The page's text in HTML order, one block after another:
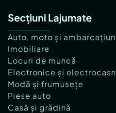
Secțiuni Lajumate
Auto, moto și
Imobiliare
Locuri de muncă
Electronice și
Modă și frumusețe
Piese auto
Casă și grădină